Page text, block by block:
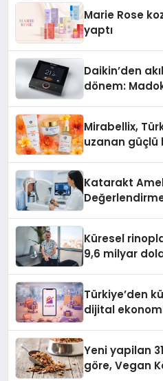
Marie Rose
yaptı
Daikin’den
dönem:
Mirabellix,
uzanan güçlü
Katarakt
Küresel
9,6 milyar
Türkiye’den
dijital
Yeni yapilan
göre, Vegan